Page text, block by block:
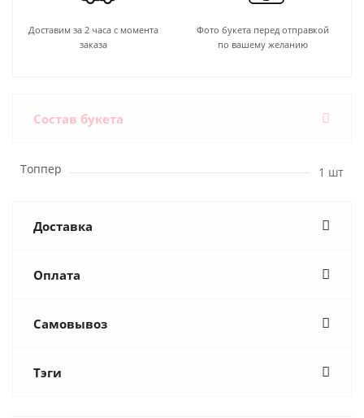
Доставим за 2 часа с момента
заказа
Фото букета перед отправкой
по вашему желанию
Состав букета
Топпер 1 шт
Доставка
Оплата
Самовывоз
Тэги